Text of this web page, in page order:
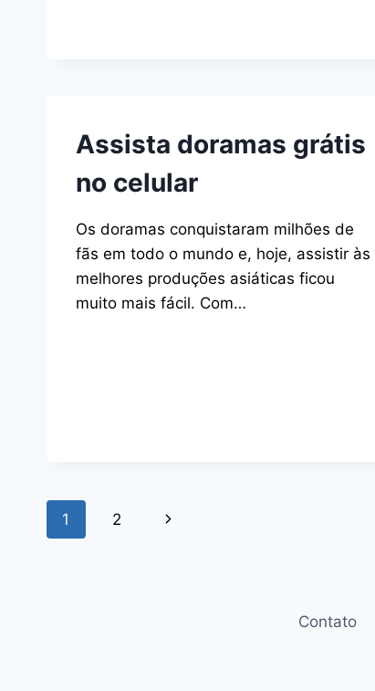
Assista doramas grátis
no celular
Os doramas conquistaram milhões de
fãs em todo o mundo e, hoje, assistir às
melhores produções asiáticas ficou
muito mais fácil. Com…
Navegação
1 2
Página
Contato